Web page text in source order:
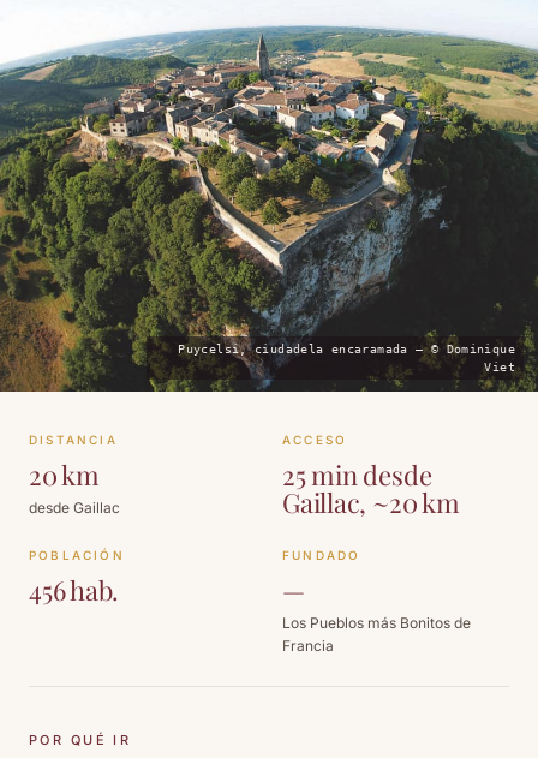
Puycelsi, ciudadela encaramada — © Dominique
Viet
DISTANCIA
20 km
desde Gaillac
ACCESO
25 min desde
Gaillac, ~20 km
POBLACIÓN
456 hab.
FUNDADO
—
Los Pueblos más Bonitos de
Francia
POR QUÉ IR